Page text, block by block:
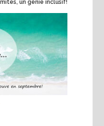
un génie inclusif!